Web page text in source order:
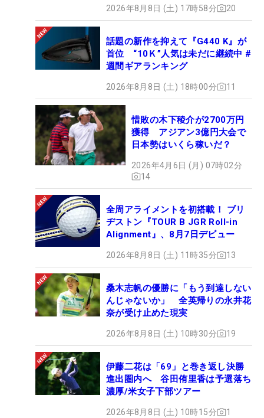
2026年8月8日 (土) 17時58分 20
話題の新作を抑えて『G440 K』が
首位 “10Ｋ”人気は未だに継続中 #
週間ギアランキング
2026年8月8日 (土) 18時00分 11
惜敗の木下稜介が2700万円
獲得 アジアン3億円大会で
日本勢はいくら稼いだ？
2026年4月6日 (月) 07時02分
14
全周アライメントを初搭載！ ブリ
ヂストン『TOUR B JGR Roll-in
Alignment』、8月7日デビュー
2026年8月8日 (土) 11時35分 13
桑木志帆の優勝に「もう到達しない
んじゃないか」 全英帰りの永井花
奈が受け止めた現実
2026年8月8日 (土) 10時30分 19
伊藤二花は「69」と巻き返し決勝
進出圏内へ 谷田侑里香は予選落ち
濃厚/米女子下部ツアー
2026年8月8日 (土) 10時15分 1